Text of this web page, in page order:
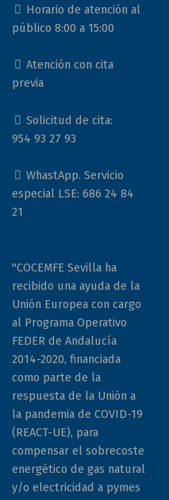
Horario de atención al
público 8:00 a 15:00
Atención con cita
previa
Solicitud de cita:
954 93 27 93
WhastApp. Servicio
especial LSE: 686 24 84
21
"COCEMFE Sevilla ha
recibido una ayuda de la
Unión Europea con cargo
al Programa Operativo
FEDER de Andalucía
2014-2020, financiada
como parte de la
respuesta de la Unión a
la pandemia de COVID-19
(REACT-UE), para
compensar el sobrecoste
energético de gas natural
y/o electricidad a pymes